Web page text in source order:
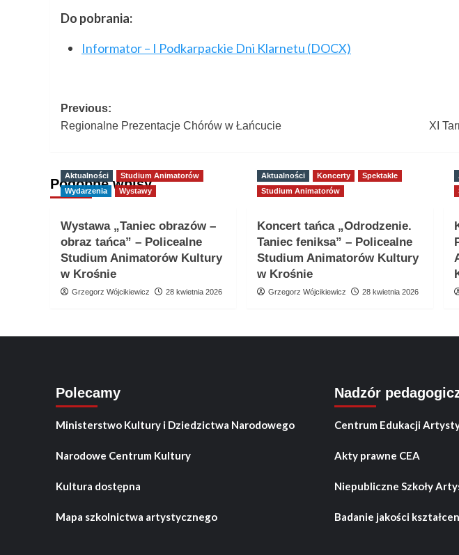
Do pobrania:
Informator – I Podkarpackie Dni Klarnetu (DOCX)
Post
navigation
Previous:
Regionalne Prezentacje Chórów w Łańcucie
XI
Podobne wpisy
Aktualności
Studium Animatorów
Wydarzenia
Wystawy
Wystawa „Taniec obrazów –
obraz tańca” – Policealne
Studium Animatorów Kultury
w Krośnie
Grzegorz Wójcikiewicz 28 kwietnia 2026
Aktualności Koncerty
Spektakle
Studium Animatorów
Koncert tańca „Odrodzenie.
Taniec feniksa” – Policealne
Studium Animatorów Kultury
w Krośnie
Grzegorz Wójcikiewicz 28 kwietnia 2026
Polecamy
Ministerstwo Kultury i Dziedzictwa Narodowego
Narodowe Centrum Kultury
Kultura dostępna
Mapa szkolnictwa artystycznego
Nadzór
Centrum Edukacji
Akty prawne CEA
Niepubliczne Szkoły
Badanie jakości